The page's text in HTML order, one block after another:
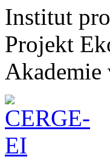
Institut
Projekt
Akademie